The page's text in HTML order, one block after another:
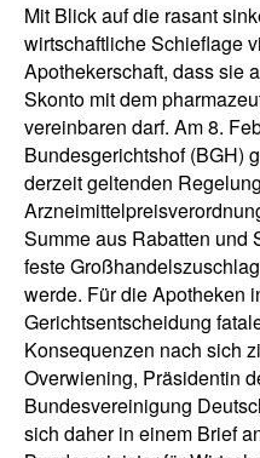
Mit Blick auf die rasant
wirtschaftliche Schieflage
Apothekerschaft, dass sie
Skonto mit dem
vereinbaren darf. Am 8.
Bundesgerichtshof (BGH)
derzeit geltenden
Summe aus Rabatten und
feste
werde. Für die Apotheken
Gerichtsentscheidung
Konsequenzen nach sich
Overwiening, Präsidentin
Bundesvereinigung
sich daher in einem Brief